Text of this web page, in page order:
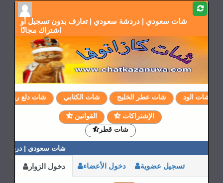
شات سعودي | دردشة سعودي | تعارف بدون تسجيل أو
اشتراك مجانًا
شات دلع روحي شات الكتابي شات عطر الخليج شات الود
القوانين
الإشتراكات
شات قطر
شات سعودي | دردشة
دخول الزوار دخول الأعضاء تسجيل عضوية